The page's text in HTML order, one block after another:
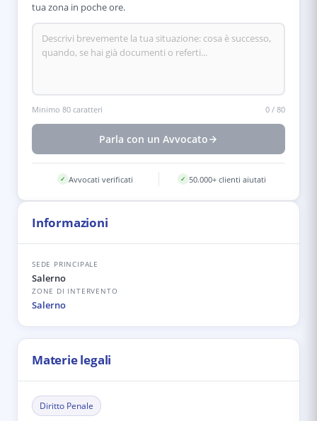
tua zona in poche ore.
Minimo 80 caratteri 0 / 80
Parla con un Avvocato
✓ Avvocati verificati ✓ 50.000+ clienti aiutati
Informazioni
SEDE PRINCIPALE
Salerno
ZONE DI INTERVENTO
Salerno
Materie legali
Diritto Penale